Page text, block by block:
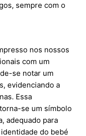
sempre com o
nos nossos
com um
se notar um
evidenciando a
Essa
se um símbolo
adequado para
do bebé